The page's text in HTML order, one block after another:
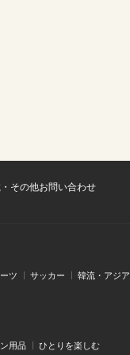
その他お問い合わせ
ツ サッカー 韓流・アジア
用品 ひとりを楽しむ